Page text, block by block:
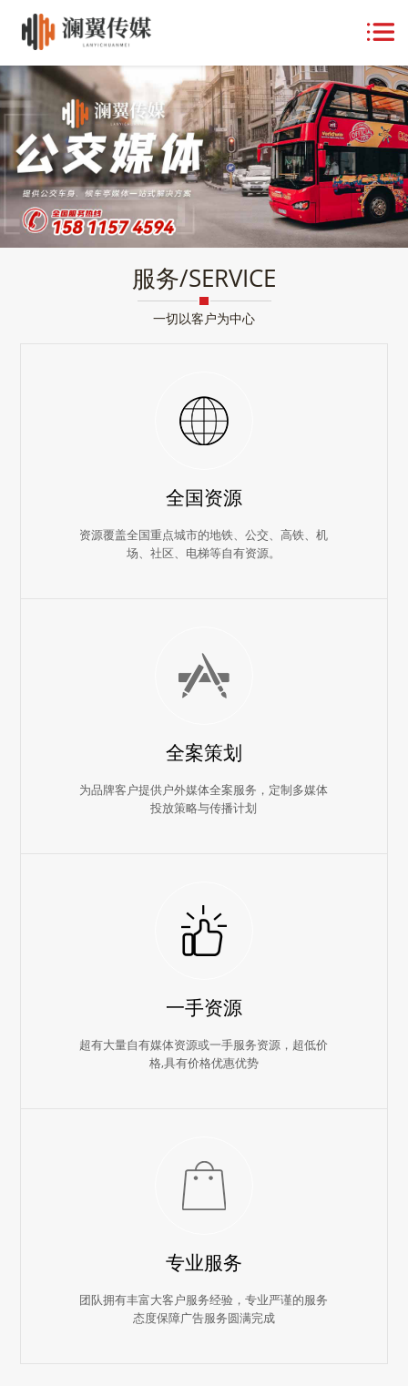
服务/SERVICE
一切以客户为中心
全国资源
资源覆盖全国重点城市的地铁、公交、高铁、机
场、社区、电梯等自有资源。
全案策划
为品牌客户提供户外媒体全案服务，定制多媒体
投放策略与传播计划
一手资源
超有大量自有媒体资源或一手服务资源，超低价
格,具有价格优惠优势
专业服务
团队拥有丰富大客户服务经验，专业严谨的服务
态度保障广告服务圆满完成